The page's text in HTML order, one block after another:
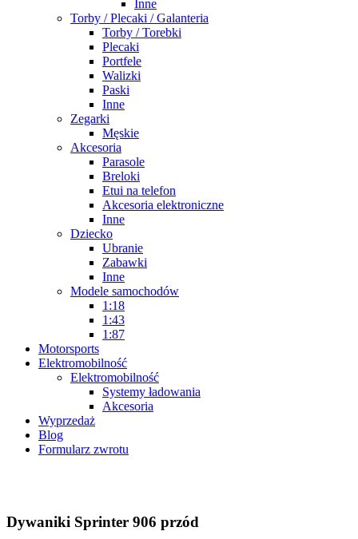
Inne
Torby / Plecaki / Galanteria
Torby / Torebki
Plecaki
Portfele
Walizki
Paski
Inne
Zegarki
Męskie
Akcesoria
Parasole
Breloki
Etui na telefon
Akcesoria elektroniczne
Inne
Dziecko
Ubranie
Zabawki
Inne
Modele samochodów
1:18
1:43
1:87
Motorsports
Elektromobilność
Elektromobilność
Systemy ładowania
Akcesoria
Wyprzedaż
Blog
Formularz zwrotu
Dywaniki Sprinter 906 przód